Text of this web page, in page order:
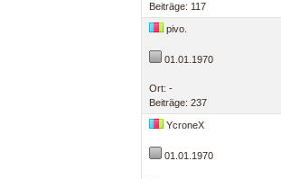
Beiträge: 117
pivo.
01.01.1970
Ort: -
Beiträge: 237
YcroneX
01.01.1970